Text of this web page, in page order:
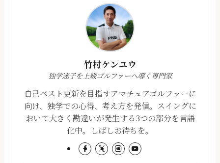
竹村ケンユウ
独学迷子を上級ゴルファーへ導く専門家
自己ベスト更新を目指すアマチュアゴルファーに
向け、独学での心得、考え方を発信。スイングに
おいて大きく勘違いが発生する3つの部分を言語
化中。しばしお待ちを。